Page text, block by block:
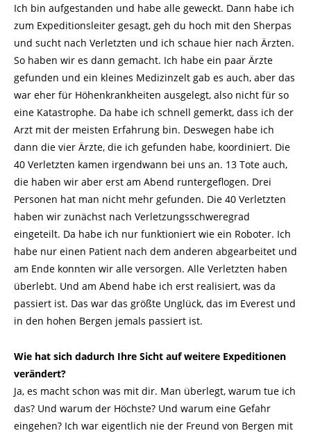
Ich bin aufgestanden und habe alle geweckt. Dann habe ich
zum Expeditionsleiter gesagt, geh du hoch mit den Sherpas
und sucht nach Verletzten und ich schaue hier nach Ärzten.
So haben wir es dann gemacht. Ich habe ein paar Ärzte
gefunden und ein kleines Medizinzelt gab es auch, aber das
war eher für Höhenkrankheiten ausgelegt, also nicht für so
eine Katastrophe. Da habe ich schnell gemerkt, dass ich der
Arzt mit der meisten Erfahrung bin. Deswegen habe ich
dann die vier Ärzte, die ich gefunden habe, koordiniert. Die
40 Verletzten kamen irgendwann bei uns an. 13 Tote auch,
die haben wir aber erst am Abend runtergeflogen. Drei
Personen hat man nicht mehr gefunden. Die 40 Verletzten
haben wir zunächst nach Verletzungsschweregrad
eingeteilt. Da habe ich nur funktioniert wie ein Roboter. Ich
habe nur einen Patient nach dem anderen abgearbeitet und
am Ende konnten wir alle versorgen. Alle Verletzten haben
überlebt. Und am Abend habe ich erst realisiert, was da
passiert ist. Das war das größte Unglück, das im Everest und
in den hohen Bergen jemals passiert ist.
Wie hat sich dadurch Ihre Sicht auf weitere Expeditionen
verändert?
Ja, es macht schon was mit dir. Man überlegt, warum tue ich
das? Und warum der Höchste? Und warum eine Gefahr
eingehen? Ich war eigentlich nie der Freund von Bergen mit